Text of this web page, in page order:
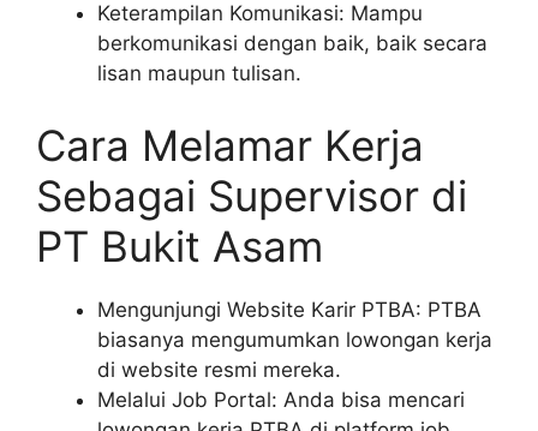
Keterampilan Komunikasi: Mampu
berkomunikasi dengan baik, baik secara
lisan maupun tulisan.
Cara Melamar Kerja
Sebagai Supervisor di
PT Bukit Asam
Mengunjungi Website Karir PTBA: PTBA
biasanya mengumumkan lowongan kerja
di website resmi mereka.
Melalui Job Portal: Anda bisa mencari